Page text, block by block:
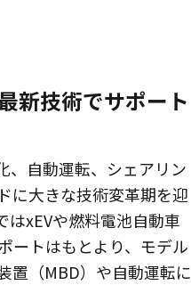
新技術でサポート
、自動運転、シェアリン
に大きな技術変革期を迎
はxEVや燃料電池自動車
ートはもとより、モデル
置（MBD）や自動運転に